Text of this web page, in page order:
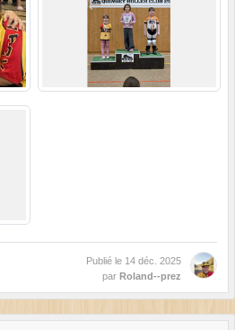
Publié le 14 déc. 2025
par Roland--prez